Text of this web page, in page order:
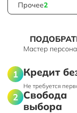
Прочее2
Мастер
Кредит
Не требуется
Свобода
выбора